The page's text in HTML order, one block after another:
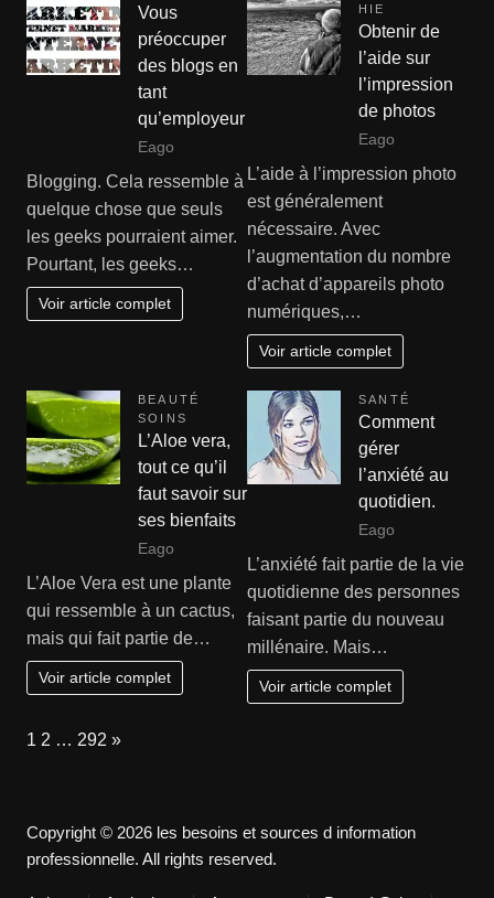
Vous
préoccuper
des blogs en
tant
qu’employeur
Eago
Blogging. Cela ressemble à
quelque chose que seuls
les geeks pourraient aimer.
Pourtant, les geeks…
Voir article complet
HIE
Obtenir de
l’aide sur
l’impression
de photos
Eago
L’aide à l’impression photo
est généralement
nécessaire. Avec
l’augmentation du nombre
d’achat d’appareils photo
numériques,…
Voir article complet
BEAUTÉ
SOINS
L’Aloe vera,
tout ce qu’il
faut savoir sur
ses bienfaits
Eago
L’Aloe Vera est une plante
qui ressemble à un cactus,
mais qui fait partie de…
Voir article complet
SANTÉ
Comment
gérer
l’anxiété au
quotidien.
Eago
L’anxiété fait partie de la vie
quotidienne des personnes
faisant partie du nouveau
millénaire. Mais…
Voir article complet
Page:
1 2 … 292 Next
»
Copyright © 2026 les besoins et sources d information
professionnelle. All rights reserved.